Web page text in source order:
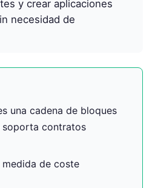
y crear aplicaciones
necesidad de
una cadena de bloques
soporta contratos
de coste